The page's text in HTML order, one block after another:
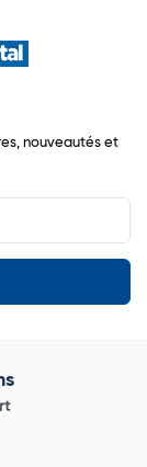
nouveautés et